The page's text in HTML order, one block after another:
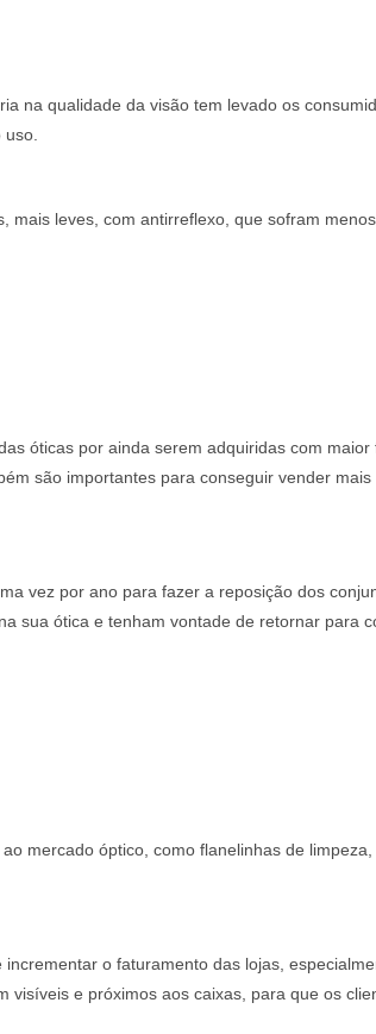
na qualidade da visão tem levado os
leves, com antirreflexo, que sofram
óticas por ainda serem adquiridas com maior
são importantes para conseguir vender
vez por ano para fazer a reposição dos
sua ótica e tenham vontade de retornar para
mercado óptico, como flanelinhas de
o faturamento das lojas,
e próximos aos caixas, para que os
Registre-se